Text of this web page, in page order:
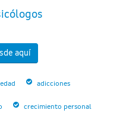
aquí
adicciones
crecimiento personal